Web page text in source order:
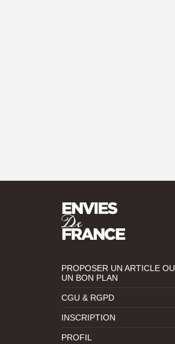
PROPOSER UN ARTICLE OU
UN BON PLAN
CGU & RGPD
INSCRIPTION
PROFIL